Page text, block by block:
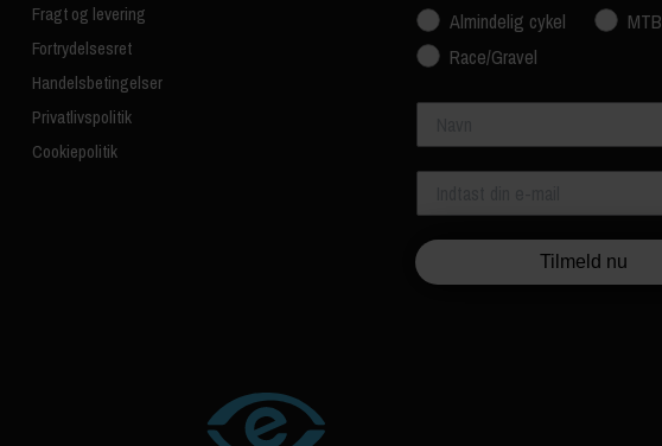
Fragt og levering
Fortrydelsesret
Handelsbetingelser
Privatlivspolitik
Cookiepolitik
Almindelig cykel
MTB
Race/Gravel
Tilmeld nu